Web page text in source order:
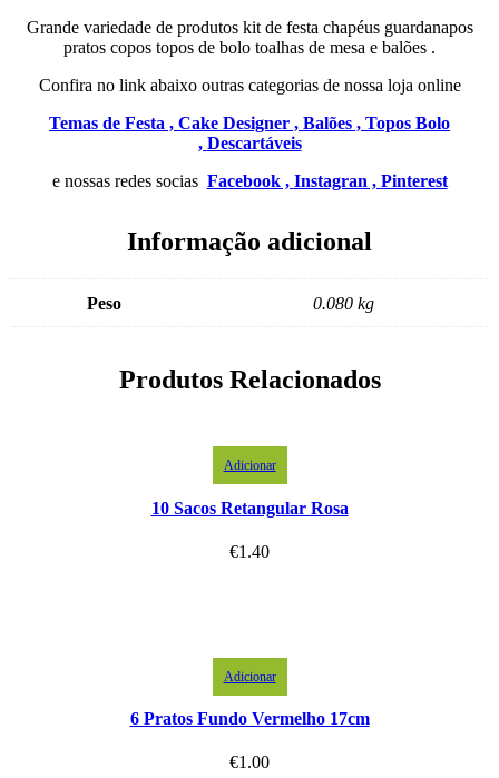
Grande variedade de produtos kit de festa chapéus guardanapos
pratos copos topos de bolo toalhas de mesa e balões .
Confira no link abaixo outras categorias de nossa loja online
Temas de Festa , Cake Designer , Balões , Topos Bolo
, Descartáveis
e nossas redes socias Facebook , Instagran , Pinterest
Informação adicional
Peso 0.080 kg
Produtos Relacionados
Adicionar
10 Sacos Retangular Rosa
€1.40
Adicionar
6 Pratos Fundo Vermelho 17cm
€1.00